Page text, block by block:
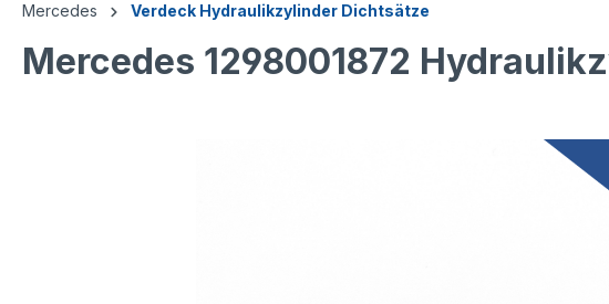
Mercedes Verdeck Hydraulikzylinder Dichtsätze
Mercedes 1298001872